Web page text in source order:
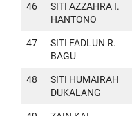
46
SITI AZZAHRA I.
HANTONO
47
SITI FADLUN R.
BAGU
48
SITI HUMAIRAH
DUKALANG